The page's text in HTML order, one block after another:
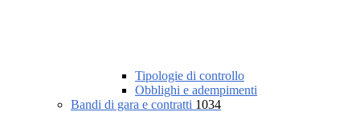
Tipologie di controllo
Obblighi e adempimenti
Bandi di gara e contratti 1034